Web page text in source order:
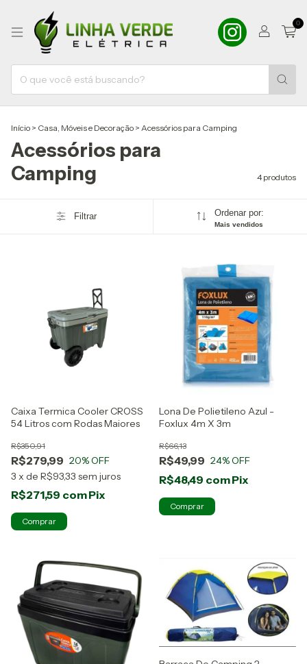
0
Início > Casa, Móveis e Decoração > Acessórios para Camping
Acessórios para
Camping
4 produtos
Filtrar Ordenar por:
Mais vendidos
Caixa Termica Cooler CROSS
54 Litros com Rodas Maiores
R$279,99
R$350,91
20% OFF
3 x de R$93,33 sem juros
R$271,59 comPix
Comprar
Lona De Polietileno Azul -
Foxlux 4m X 3m
R$49,99
R$66,13
24% OFF
R$48,49 comPix